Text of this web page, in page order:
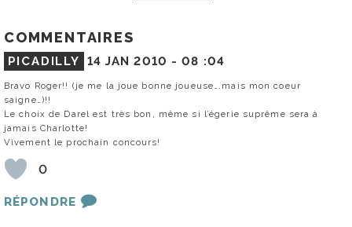
COMMENTAIRES
PICADILLY 14 JAN 2010 -08 :04
Bravo Roger!! (je me la joue bonne joueuse….mais mon coeur
saigne…)!!
Le choix de Darel est très bon, même si l’égerie suprême sera à
jamais Charlotte!
Vivement le prochain concours!
0
RÉPONDRE